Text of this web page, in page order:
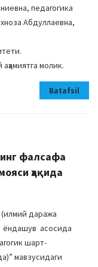
педагогика
Абдуллаевна,
молик.
Batafsil
фалсафа
ҳақида
даража
ёндашув асосида
шарт-
мавзусидаги